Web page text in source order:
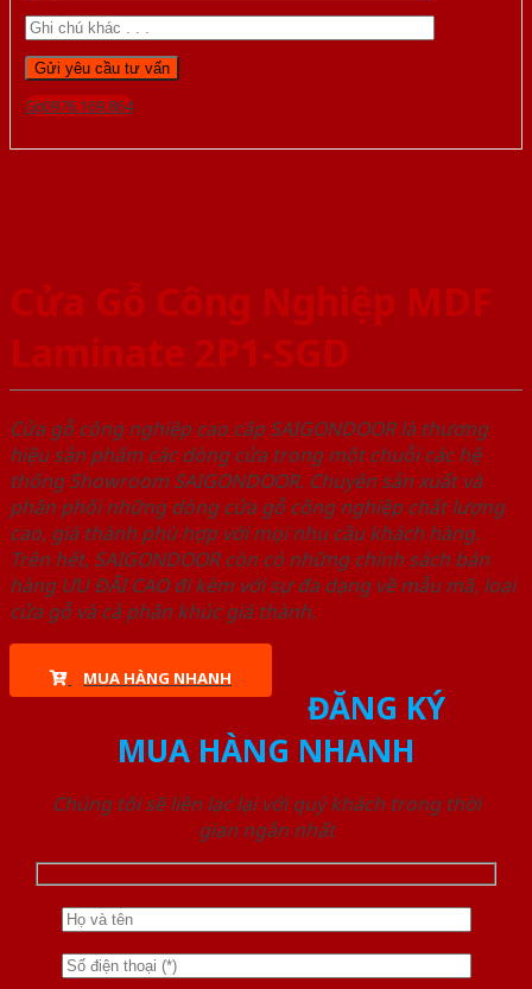
Gọi 0976.169.864
Cửa Gỗ Công Nghiệp MDF
Laminate 2P1-SGD
Cửa gỗ công nghiệp cao cấp SAIGONDOOR là thương
hiệu sản phẩm các dòng cửa trong một chuỗi các hệ
thống Showroom SAIGONDOOR. Chuyên sản xuất và
phân phối những dòng cửa gỗ công nghiệp chất lượng
cao, giá thành phù hợp với mọi nhu cầu khách hàng.
Trên hết, SAIGONDOOR còn có những chính sách bán
hàng ƯU ĐÃI CAO đi kèm với sự đa dạng về mẫu mã, loại
cửa gỗ và cả phân khúc giá thành.
MUA HÀNG NHANH
ĐĂNG KÝ
MUA HÀNG NHANH
Chúng tôi sẽ liên lạc lại với quý khách trong thời
gian ngắn nhất